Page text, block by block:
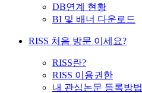
DB연계 현황
BI 및 배너 다운로드
RISS 처음 방문 이세요?
RISS란?
RISS 이용권한
내 관심논문 등록방법